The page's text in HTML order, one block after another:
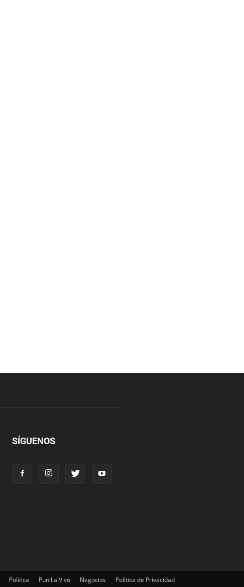
SÍGUENOS
Política Punilla Vivo Negocios Política de Privacidad